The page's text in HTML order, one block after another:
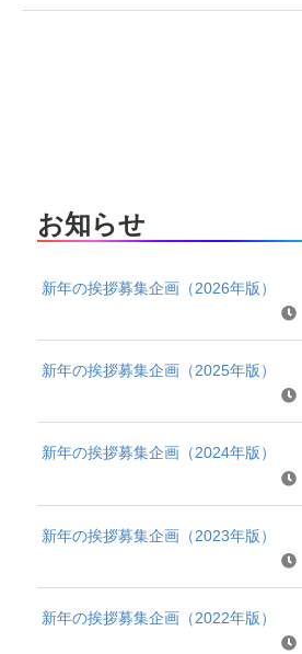
お知らせ
新年の挨拶募集企画（2026年版）
新年の挨拶募集企画（2025年版）
新年の挨拶募集企画（2024年版）
新年の挨拶募集企画（2023年版）
新年の挨拶募集企画（2022年版）